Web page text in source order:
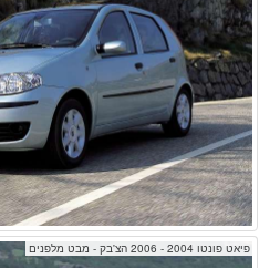
פיאט פונטו 2004 - 2006 הצ'בק - מבט מלפנים